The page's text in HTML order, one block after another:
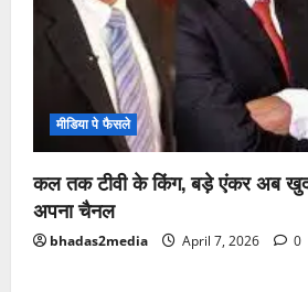
मीडिया पे फैसले
कल तक टीवी के किंग, बड़े एंकर अब खुद
अपना चैनल
bhadas2media April 7, 2026 0